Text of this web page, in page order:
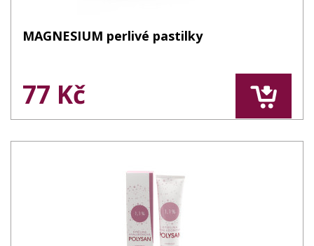
MAGNESIUM perlivé pastilky
77 Kč